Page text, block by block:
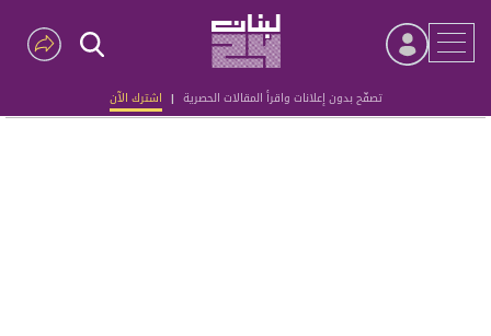
تصفّح بدون إعلانات واقرأ المقالات الحصرية | اشترك الآن
Advertisement